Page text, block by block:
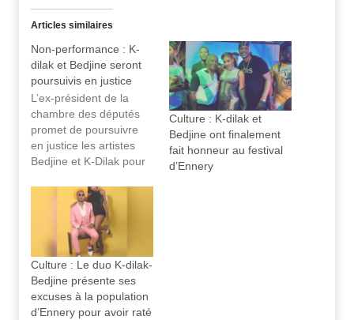
Articles similaires
Non-performance : K-
dilak et Bedjine seront
poursuivis en justice
L’ex-président de la
chambre des députés
promet de poursuivre
en justice les artistes
Bedjine et K-Dilak pour
présent aux festivités
d’Ennery, alors qu’ils
étaient programmés.
Culture : K-dilak et
Bedjine ont finalement
fait honneur au festival
d’Ennery
Culture : Le duo K-dilak-
Bedjine présente ses
excuses à la population
d’Ennery pour avoir raté